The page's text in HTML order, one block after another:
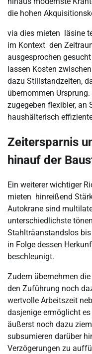
die hohen
via dies mieten läsine
im Kontext den
ausgesprochen
lassen Kosten
dazu Stillstandzeiten,
übernommen
zugegeben flexibler,
haushälterisch
Zeitersparnis
hinauf der
Ein weiterer wichtiger
mieten hinreißend
Autokrane sind
unterschiedlichste
Stahlträanstandslos
in Folge dessen
beschleunigt.
Zudem übernehmen
den Zuführung noch
wertvolle Arbeitszeit
dasjenige ermöglicht
äußerst noch dazu
subsumieren darüber
Verzögerungen zu